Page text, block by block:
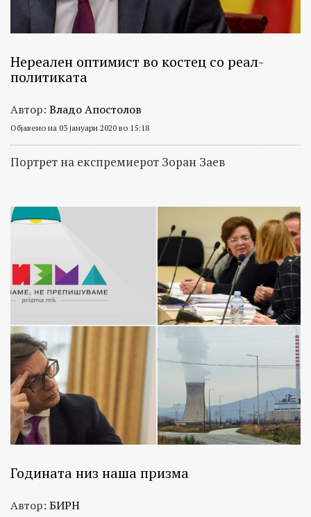
Нереален оптимист во костец со реал-
политиката
Автор: Владо Апостолов
Објавено на 03 јануари 2020 во 15:18
Портрет на експремиерот Зоран Заев
Годината низ наша призма
Автор: БИРН